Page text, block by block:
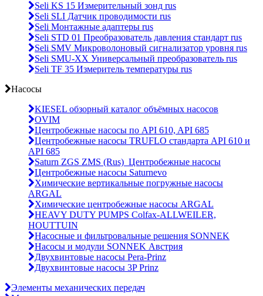
Seli KS 15 Измерительный зонд rus
Seli SLI Датчик проводимости rus
Seli Монтажные адаптеры rus
Seli STD 01 Преобразователь давления стандарт rus
Seli SMV Микроволоновый сигнализатор уровня rus
Seli SMU-ХХ Универсальный преобразователь rus
Seli TF 35 Измеритель температуры rus
Насосы
KIESEL обзорный каталог объёмных насосов
OVIM
Центробежные насосы по API 610, API 685
Центробежные насосы TRUFLO стандарта API 610 и
API 685
Saturn ZGS ZMS (Rus)_Центробежные насосы
Центробежные насосы Saturnevo
Химические вертикальные погружные насосы
ARGAL
Химические центробежные насосы ARGAL
HEAVY DUTY PUMPS Colfax-ALLWEILER,
HOUTTUIN
Насосные и фильтровальные решения SONNEK
Насосы и модули SONNEK Австрия
Двухвинтовые насосы Pera-Prinz
Двухвинтовые насосы 3P Prinz
Элементы механических передач